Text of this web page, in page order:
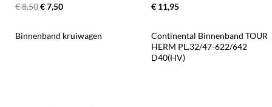
€ 8,50€ 7,50 € 11,95
Binnenband kruiwagen
Continental Binnenband TOUR
HERM PL.32/47-622/642
D40(HV)